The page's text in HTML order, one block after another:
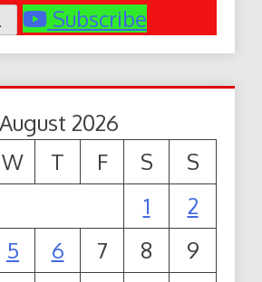
Subscribe
August 2026
W T F S
S
1
2
5 6 7 8
9